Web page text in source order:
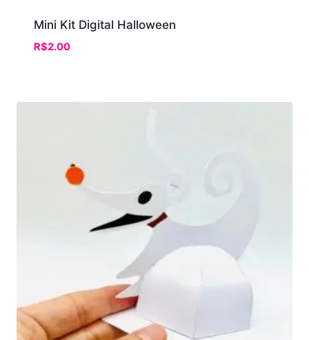
Mini Kit Digital Halloween
R$2.00